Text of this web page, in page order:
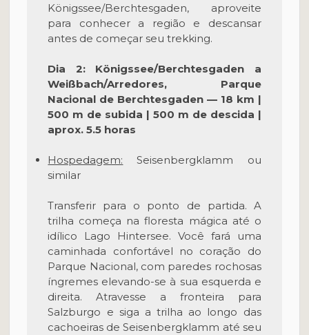
Königssee/Berchtesgaden, aproveite
para conhecer a região e descansar
antes de começar seu trekking.
Dia 2: Königssee/Berchtesgaden a
Weißbach/Arredores, Parque
Nacional de Berchtesgaden — 18 km |
500 m de subida | 500 m de descida |
aprox. 5.5 horas
Hospedagem: Seisenbergklamm ou
similar
Transferir para o ponto de partida. A
trilha começa na floresta mágica até o
idílico Lago Hintersee. Você fará uma
caminhada confortável no coração do
Parque Nacional, com paredes rochosas
íngremes elevando-se à sua esquerda e
direita. Atravesse a fronteira para
Salzburgo e siga a trilha ao longo das
cachoeiras de Seisenbergklamm até seu